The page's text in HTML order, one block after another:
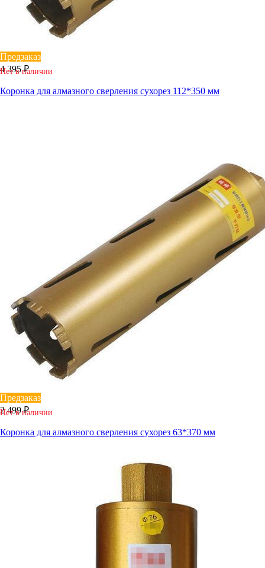
Предзаказ
4 395 ₽
Нет в наличии
Коронка для алмазного сверления сухорез 112*350 мм
Предзаказ
2 499 ₽
Нет в наличии
Коронка для алмазного сверления сухорез 63*370 мм